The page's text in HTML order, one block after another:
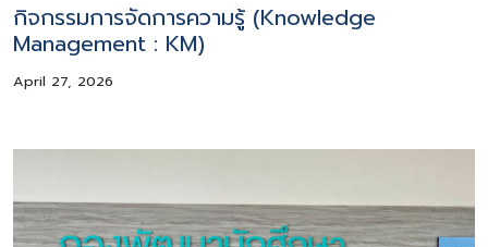
กิจกรรมการจัดการความรู้ (Knowledge
Management : KM)
April 27, 2026